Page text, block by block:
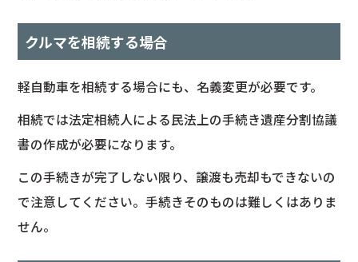
クルマを相続する場合
軽自動車を相続する場合にも、名義変更が必要です。
相続では法定相続人による民法上の手続き遺産分割協議
書の作成が必要になります。
この手続きが完了しない限り、譲渡も売却もできないの
で注意してください。手続きそのものは難しくはありま
せん。